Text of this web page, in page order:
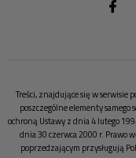
Treści, znajdujące się w serwisie
poszczególne elementy
ochroną Ustawy z dnia 4 lutego
dnia 30 czerwca 2000 r. Prawo
poprzedzającym przysługują